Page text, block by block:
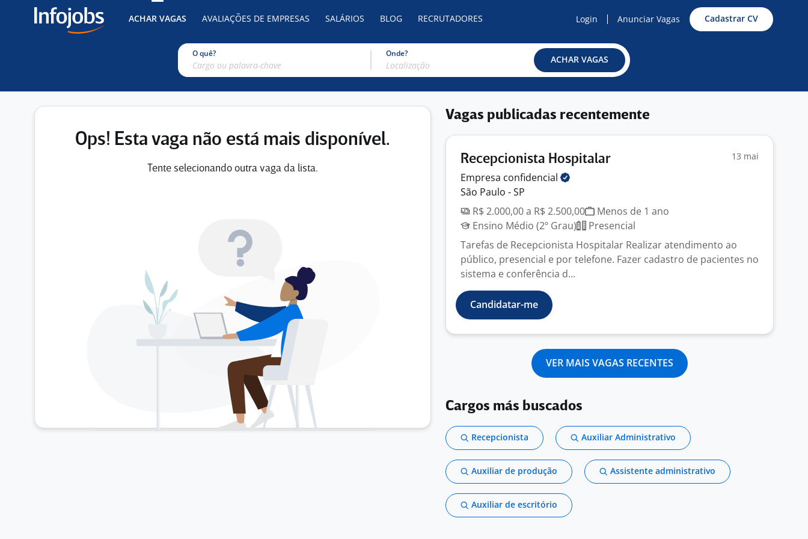
ACHAR VAGAS AVALIAÇÕES DE EMPRESAS SALÁRIOS BLOG RECRUTADORES Login Anunciar Vagas Cadastrar CV
O quê? Onde?
ACHAR VAGAS
Ops! Esta vaga não está mais disponível.
Tente selecionando outra vaga da lista.
Vagas publicadas recentemente
Recepcionista Hospitalar 13 mai
Empresa confidencial
São Paulo - SP
R$ 2.000,00 a R$ 2.500,00
Menos de 1 ano
Ensino Médio (2º Grau)
Presencial
Tarefas de Recepcionista Hospitalar Realizar atendimento ao
público, presencial e por telefone. Fazer cadastro de pacientes no
sistema e conferência d...
Candidatar-me
VER MAIS VAGAS RECENTES
Cargos más buscados
Recepcionista Auxiliar Administrativo
Auxiliar de produção Assistente administrativo
Auxiliar de escritório